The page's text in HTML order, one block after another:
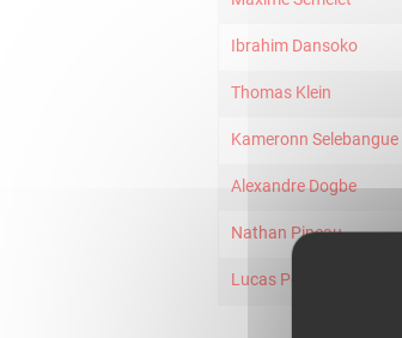
Ibrahim Dansoko
Thomas Klein
Kameronn Selebangue
Alexandre Dogbe
Nathan Pineau
Lucas Pommier